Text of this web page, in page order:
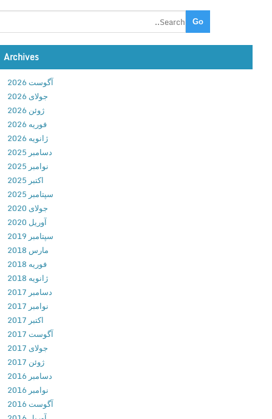
c
h
l
u
b
1
.
0
6
2
B
u
i
l
d
1
0
د
ا
ن
و
د
ا
ز
ی
Archives
آگوست 2026
جولای 2026
ژوئن 2026
فوریه 2026
ژانویه 2026
دسامبر 2025
نوامبر 2025
سپتامبر 2025
جولای 2020
آوریل 2020
سپتامبر 2019
مارس 2018
فوریه 2018
ژانویه 2018
دسامبر 2017
نوامبر 2017
آگوست 2017
جولای 2017
ژوئن 2017
دسامبر 2016
نوامبر 2016
آگوست 2016